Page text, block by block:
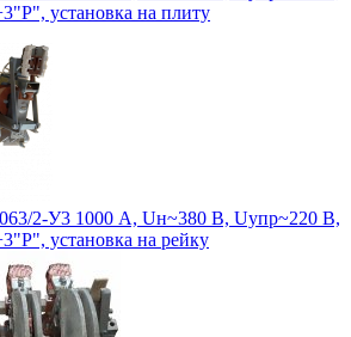
установка на плиту
2-У3 1000 А, Uн~380 В, Uупр~220 В,
установка на рейку